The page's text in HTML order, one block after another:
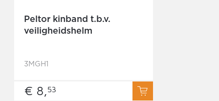
Peltor kinband t.b.v.
veiligheidshelm
3MGH1
€ 8,53